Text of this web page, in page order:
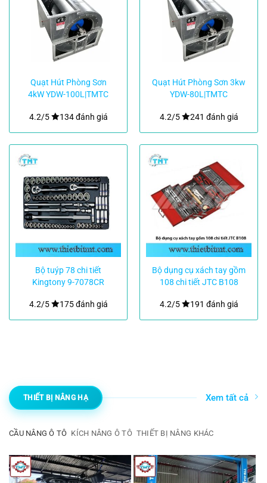
Quạt Hút Phòng Sơn
4kW YDW-100L|TMTC
4.2/5 134 đánh giá
Quạt Hút Phòng Sơn 3kw
YDW-80L|TMTC
4.2/5 241 đánh giá
Bộ tuýp 78 chi tiết
Kingtony 9-7078CR
4.2/5 175 đánh giá
Bộ dụng cụ xách tay gồm
108 chi tiết JTC B108
4.2/5 191 đánh giá
THIẾT BỊ NÂNG HẠ Xem tất cả
CẦU NÂNG Ô TÔ KÍCH NÂNG Ô TÔ THIẾT BỊ NÂNG KHÁC